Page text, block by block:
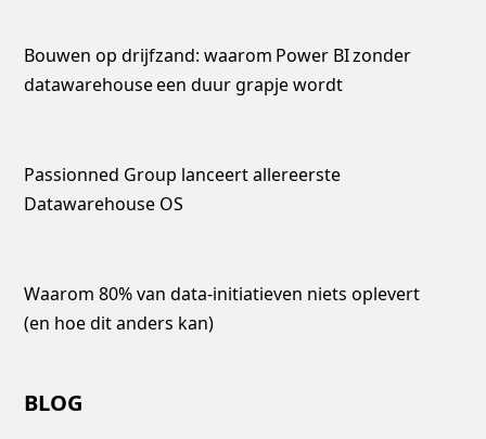
Bouwen op drijfzand: waarom Power BI zonder
datawarehouse een duur grapje wordt
Passionned Group lanceert allereerste
Datawarehouse OS
Waarom 80% van data-initiatieven niets oplevert
(en hoe dit anders kan)
BLOG